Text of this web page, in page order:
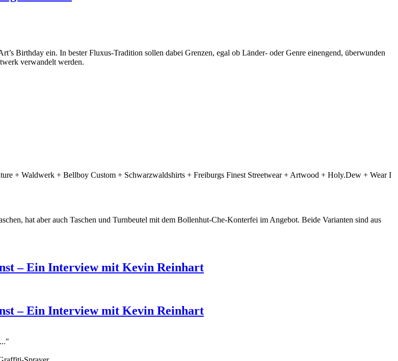
Birthday ein. In bester Fluxus-Tradition sollen dabei Grenzen, egal ob Länder- oder Genre einengend, überwunden
verwandelt werden.
+ Waldwerk + Bellboy Custom + Schwarzwaldshirts + Freiburgs Finest Streetwear + Artwood + Holy.Dew + Wear I
hat aber auch Taschen und Turnbeutel mit dem Bollenhut-Che-Konterfei im Angebot. Beide Varianten sind aus
– Ein Interview mit Kevin Reinhart
– Ein Interview mit Kevin Reinhart